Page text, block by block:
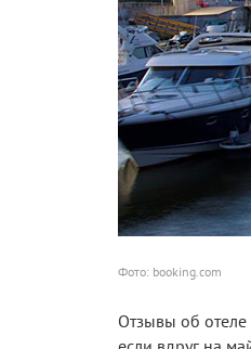
Фото: booking.com
Отзывы об отеле